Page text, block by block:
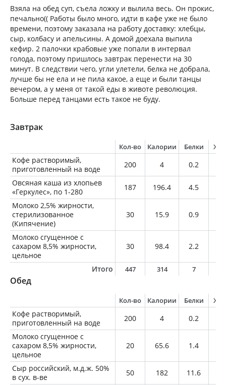
Взяла на обед суп, съела ложку и вылила весь. Он прокис,
печально(( Работы было много, идти в кафе уже не было
времени, поэтому заказала на работу доставку: хлебцы,
сыр, колбасу и апельсины. А домой доехала выпила
кефир. 2 палочки крабовые уже попали в интервал
голода, поэтому пришлось завтрак перенести на 30
минут. В следствии чего, угли улетели, белка не добрала,
лучше бы не ела и не пила какое, а еще и были танцы
вечером, а у меня от такой еды в животе революция.
Больше перед танцами есть такое не буду.
Завтрак
Кол-во Калории Белки
Кофе растворимый,
приготовленный на воде
200 4 0.2
Овсяная каша из хлопьев
«Геркулес», по 1-280
187 196.4 4.5
Молоко 2,5% жирности,
стерилизованное
(Кипячение)
30 15.9 0.9
Молоко сгущенное с
сахаром 8,5% жирности,
цельное
30 98.4 2.2
Итого 447 314 7
Обед
Кол-во Калории Белки
Кофе растворимый,
приготовленный на воде
200 4 0.2
Молоко сгущенное с
сахаром 8,5% жирности,
цельное
20 65.6 1.4
Сыр российский, м.д.ж. 50%
в сух. в-ве
50 182 11.6